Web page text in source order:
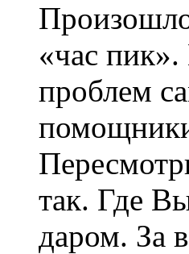
«час
проблем
так. Где
даром. За